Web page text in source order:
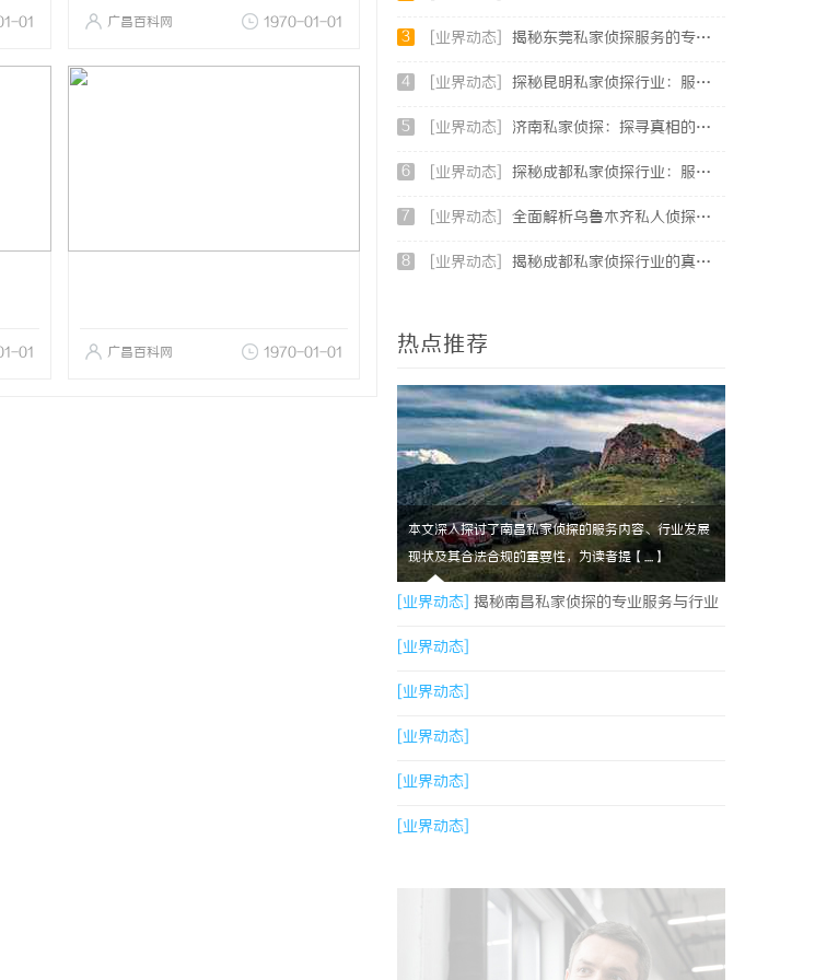
01 广昌百科网 1970-01-01
01 广昌百科网 1970-01-01
3 [业界动态] 揭秘东莞私家侦探服务的专业性与应用领域详解
4 [业界动态] 探秘昆明私家侦探行业：服务、优势与法律守护
5 [业界动态] 济南私家侦探：探寻真相的隐秘守护者
6 [业界动态] 探秘成都私家侦探行业：服务、案例与市场现状全面解析
7 [业界动态] 全面解析乌鲁木齐私人侦探服务的优势与应用
8 [业界动态] 揭秘成都私家侦探行业的真实面貌与专业服务
热点推荐
本文深入探讨了南昌私家侦探的服务内容、行业发展
现状及其合法合规的重要性，为读者提【....】
[业界动态] 揭秘南昌私家侦探的专业服务与行业
现状全面解析
[业界动态]
[业界动态]
[业界动态]
[业界动态]
[业界动态]